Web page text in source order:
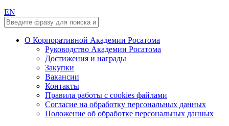
EN
О Корпоративной Академии Росатома
Руководство Академии Росатома
Достижения и награды
Закупки
Вакансии
Контакты
Правила работы с cookies файлами
Согласие на обработку персональных данных
Положение об обработке персональных данных